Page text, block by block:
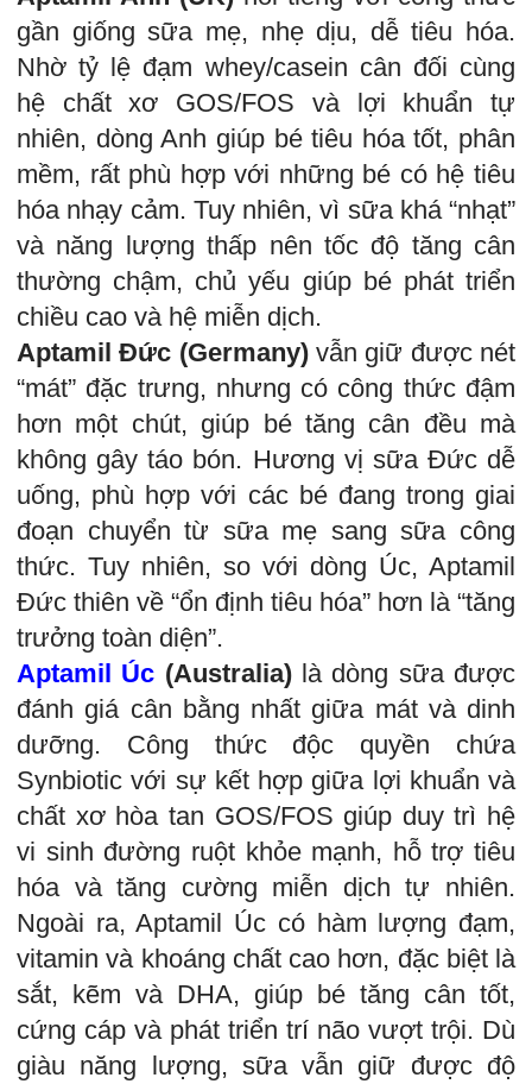
gần giống sữa mẹ, nhẹ dịu, dễ tiêu hóa.
Nhờ tỷ lệ đạm whey/casein cân đối cùng
hệ chất xơ GOS/FOS và lợi khuẩn tự
nhiên, dòng Anh giúp bé tiêu hóa tốt, phân
mềm, rất phù hợp với những bé có hệ tiêu
hóa nhạy cảm. Tuy nhiên, vì sữa khá “nhạt”
và năng lượng thấp nên tốc độ tăng cân
thường chậm, chủ yếu giúp bé phát triển
chiều cao và hệ miễn dịch.
Aptamil Đức (Germany)vẫn giữ được nét
“mát” đặc trưng, nhưng có công thức đậm
hơn một chút, giúp bé tăng cân đều mà
không gây táo bón. Hương vị sữa Đức dễ
uống, phù hợp với các bé đang trong giai
đoạn chuyển từ sữa mẹ sang sữa công
thức. Tuy nhiên, so với dòng Úc, Aptamil
Đức thiên về “ổn định tiêu hóa” hơn là “tăng
trưởng toàn diện”.
Aptamil Úc (Australia)là dòng sữa được
đánh giá cân bằng nhất giữa mát và dinh
dưỡng. Công thức độc quyền chứa
Synbiotic với sự kết hợp giữa lợi khuẩn và
chất xơ hòa tan GOS/FOS giúp duy trì hệ
vi sinh đường ruột khỏe mạnh, hỗ trợ tiêu
hóa và tăng cường miễn dịch tự nhiên.
Ngoài ra, Aptamil Úc có hàm lượng đạm,
vitamin và khoáng chất cao hơn, đặc biệt là
sắt, kẽm và DHA, giúp bé tăng cân tốt,
cứng cáp và phát triển trí não vượt trội. Dù
giàu năng lượng, sữa vẫn giữ được độ